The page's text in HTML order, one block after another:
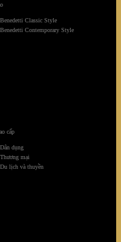
Benedetti Classic Style
Benedetti Contemporary Style
cấp
Dân dụng
Thương mại
Du lịch và thuyền